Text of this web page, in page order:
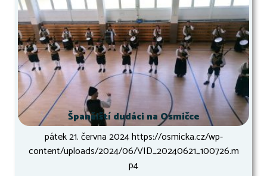
Španělští dudáci na Osmičce
pátek 21. června 2024 https://osmicka.cz/wp-
content/uploads/2024/06/VID_20240621_100726.m
p4